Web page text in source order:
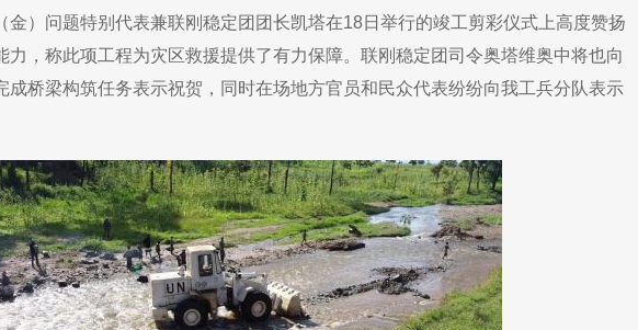
金）问题特别代表兼联刚稳定团团长凯塔在18日举行的竣工剪彩仪式上高度赞扬
力，称此项工程为灾区救援提供了有力保障。联刚稳定团司令奥塔维奥中将也向
成桥梁构筑任务表示祝贺，同时在场地方官员和民众代表纷纷向我工兵分队表示